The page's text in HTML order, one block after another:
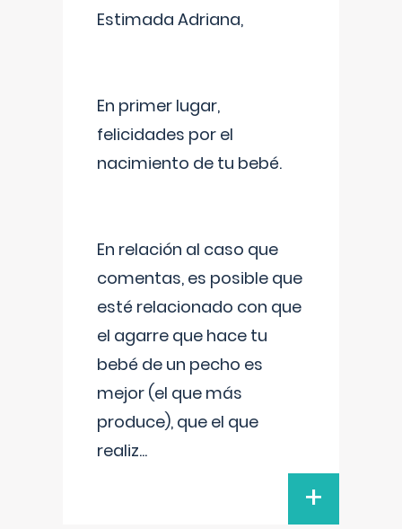
Estimada Adriana,
En primer lugar,
felicidades por el
nacimiento de tu bebé.
En relación al caso que
comentas, es posible que
esté relacionado con que
el agarre que hace tu
bebé de un pecho es
mejor (el que más
produce), que el que
realiz...
+